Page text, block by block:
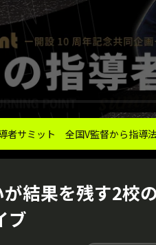
者サミット 全国V監督から指導
が結果を残す2
ブ